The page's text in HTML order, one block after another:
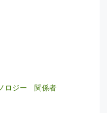
ロジー 関係者